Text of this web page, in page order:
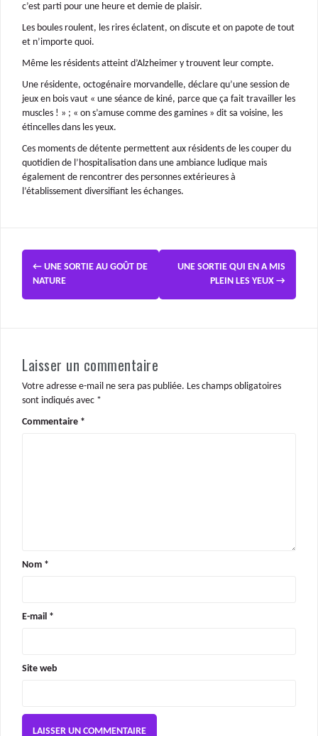
c’est parti pour une heure et demie de plaisir.
Les boules roulent, les rires éclatent, on discute et on papote de tout
et n’importe quoi.
Même les résidents atteint d’Alzheimer y trouvent leur compte.
Une résidente, octogénaire morvandelle, déclare qu’une session de
jeux en bois vaut « une séance de kiné, parce que ça fait travailler les
muscles ! » ; « on s’amuse comme des gamines » dit sa voisine, les
étincelles dans les yeux.
Ces moments de détente permettent aux résidents de les couper du
quotidien de l’hospitalisation dans une ambiance ludique mais
également de rencontrer des personnes extérieures à
l’établissement diversifiant les échanges.
← UNE SORTIE AU GOÛT DE
NATURE
UNE SORTIE QUI EN A MIS
PLEIN LES YEUX →
Laisser un commentaire
Votre adresse e-mail ne sera pas publiée. Les champs obligatoires
sont indiqués avec *
Commentaire *
Nom *
E-mail *
Site web